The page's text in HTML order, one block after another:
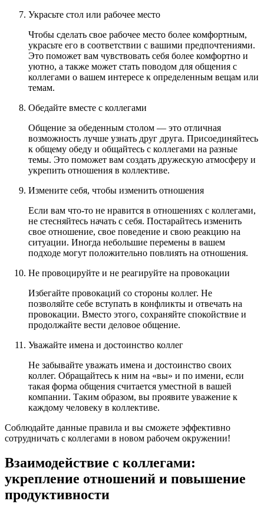
Украсьте стол или рабочее место
Чтобы сделать свое рабочее место более комфортным,
украсьте его в соответствии с вашими предпочтениями.
Это поможет вам чувствовать себя более комфортно и
уютно, а также может стать поводом для общения с
коллегами о вашем интересе к определенным вещам или
темам.
Обедайте вместе с коллегами
Общение за обеденным столом — это отличная
возможность лучше узнать друг друга. Присоединяйтесь
к общему обеду и общайтесь с коллегами на разные
темы. Это поможет вам создать дружескую атмосферу и
укрепить отношения в коллективе.
Измените себя, чтобы изменить отношения
Если вам что-то не нравится в отношениях с коллегами,
не стесняйтесь начать с себя. Постарайтесь изменить
свое отношение, свое поведение и свою реакцию на
ситуации. Иногда небольшие перемены в вашем
подходе могут положительно повлиять на отношения.
Не провоцируйте и не реагируйте на провокации
Избегайте провокаций со стороны коллег. Не
позволяйте себе вступать в конфликты и отвечать на
провокации. Вместо этого, сохраняйте спокойствие и
продолжайте вести деловое общение.
Уважайте имена и достоинство коллег
Не забывайте уважать имена и достоинство своих
коллег. Обращайтесь к ним на «вы» и по имени, если
такая форма общения считается уместной в вашей
компании. Таким образом, вы проявите уважение к
каждому человеку в коллективе.
Соблюдайте данные правила и вы сможете эффективно
сотрудничать с коллегами в новом рабочем окружении!
Взаимодействие с коллегами:
укрепление отношений и повышение
продуктивности